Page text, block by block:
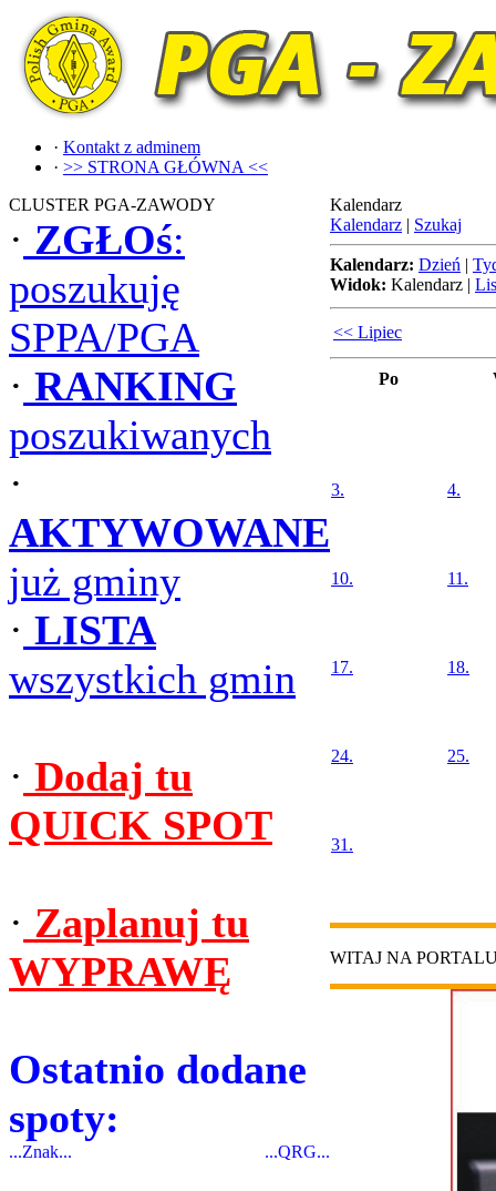
· Kontakt z adminem
· >> STRONA GŁÓWNA <<
CLUSTER PGA-ZAWODY
· ZGŁOś:
poszukuję
SPPA/PGA
· RANKING
poszukiwanych
·
AKTYWOWANE
już gminy
· LISTA
wszystkich gmin
· Dodaj tu
QUICK SPOT
· Zaplanuj tu
WYPRAWĘ
Ostatnio dodane
spoty:
...Znak... ...QRG...
Kalendarz
Kalendarz | Szukaj
Kalendarz: Dzień |
Widok: Kalendarz |
<< Lipiec
Po
3. 4.
10. 11.
17. 18.
24. 25.
31.
WITAJ NA